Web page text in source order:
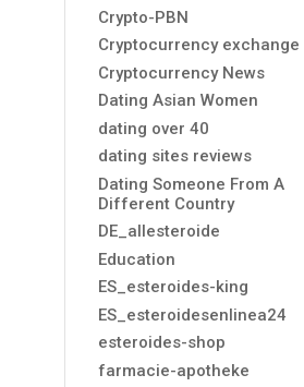
Crypto-PBN
Cryptocurrency exchange
Cryptocurrency News
Dating Asian Women
dating over 40
dating sites reviews
Dating Someone From A
Different Country
DE_allesteroide
Education
ES_esteroides-king
ES_esteroidesenlinea24
esteroides-shop
farmacie-apotheke